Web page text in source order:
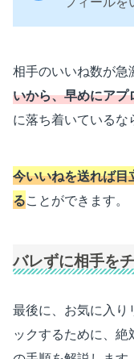
相手のいいね数が急
いから、早めにアプ
に落ち着いているな
今いいねを送れば
ることができます。
バレずに相手を
最後に、お気に入り
ックするために、絶